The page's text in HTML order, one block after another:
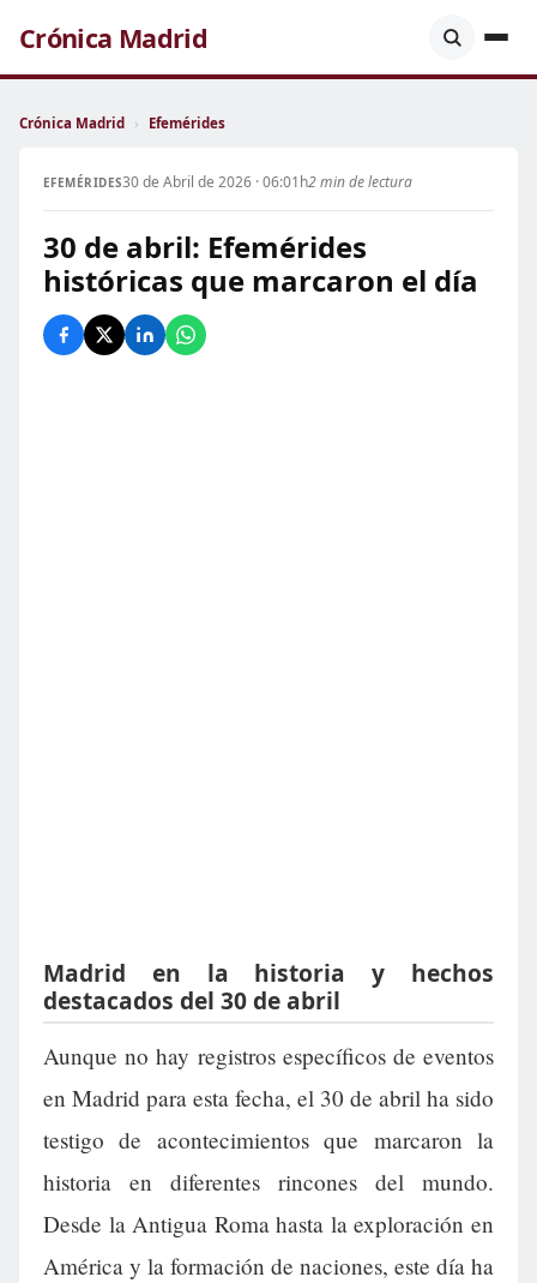
Crónica Madrid
Crónica Madrid › Efemérides
EFEMÉRIDES30 de Abril de 2026 · 06:01h2 min de lectura
30 de abril: Efemérides
históricas que marcaron el día
Madrid en la historia y hechos
destacados del 30 de abril
Aunque no hay registros específicos de eventos
en Madrid para esta fecha, el 30 de abril ha sido
testigo de acontecimientos que marcaron la
historia en diferentes rincones del mundo.
Desde la Antigua Roma hasta la exploración en
América y la formación de naciones, este día ha